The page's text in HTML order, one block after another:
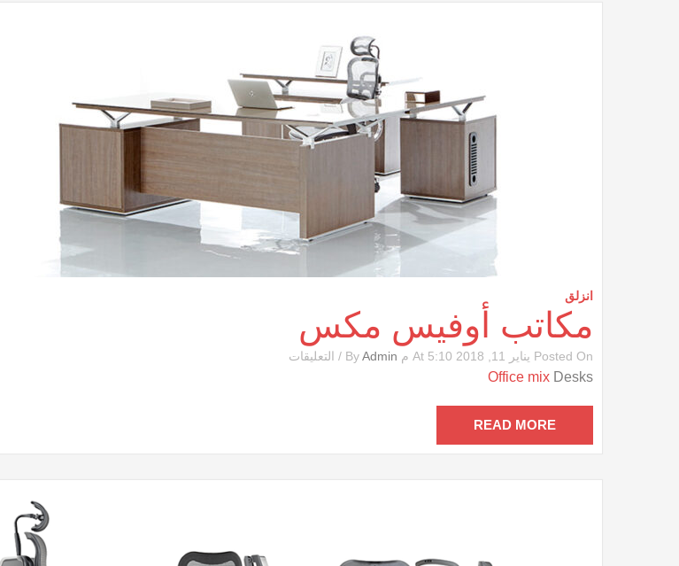
انزلق
مكاتب أوفيس مكس
Posted On يناير 11, 2018 At 5:10 م By Admin
/ التعليقات
Office mix Desks
READ MORE